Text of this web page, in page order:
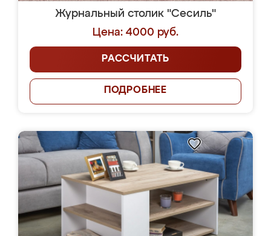
Журнальный столик "Сесиль"
Цена: 4000 руб.
РАССЧИТАТЬ
ПОДРОБНЕЕ